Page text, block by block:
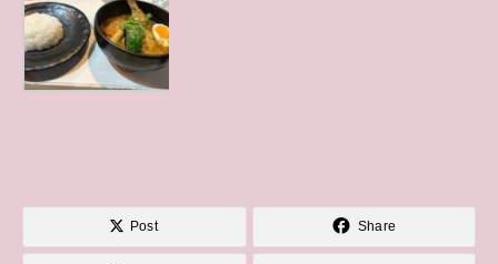
Post Share